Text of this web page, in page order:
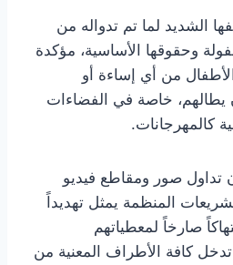
الشديد لما تم تدواله من
وحقوقها الأساسية، مؤكدة
الأطفال من أي إساءة أو
يطالهم، خاصة في الفضاءات
كالمهرجانات.
تداول صور ومقاطع فيديو
المنظمة يمثل تهديداً
صارخاً لمعطياتهم
كافة الأطراف المعنية من